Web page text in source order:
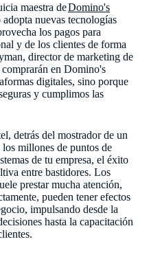
maestra deDomino's
nuevas tecnologías
los pagos para
y de los clientes de forma
director de marketing de
en Domino's
digitales, sino porque
y cumplimos las
detrás del mostrador de un
millones de puntos de
de tu empresa, el éxito
entre bastidores. Los
prestar mucha atención,
pueden tener efectos
impulsando desde la
hasta la capacitación